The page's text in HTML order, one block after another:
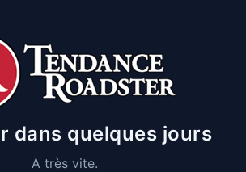
dans quelques jours
A très vite.